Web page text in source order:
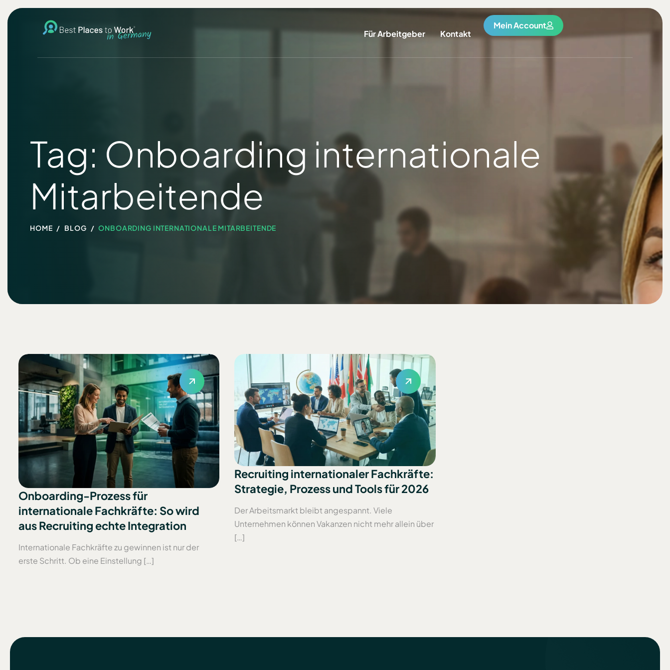
Für Arbeitgeber Kontakt
Mein Account
Tag: Onboarding internationale
Mitarbeitende
HOME BLOG ONBOARDING INTERNATIONALE MITARBEITENDE
Onboarding-Prozess für
internationale Fachkräfte: So wird
aus Recruiting echte Integration
Internationale Fachkräfte zu gewinnen ist nur der
erste Schritt. Ob eine Einstellung […]
Recruiting internationaler Fachkräfte:
Strategie, Prozess und Tools für 2026
Der Arbeitsmarkt bleibt angespannt. Viele
Unternehmen können Vakanzen nicht mehr allein über
[…]